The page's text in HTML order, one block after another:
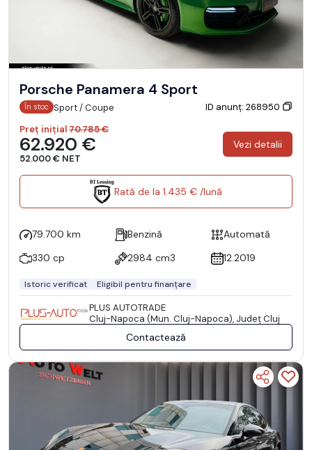
Porsche Panamera 4 Sport
În stoc Sport / Coupe
ID anunț: 268950
Preț inițial70.785 €
62.920 €
52.000 € NET
Vezi detalii
Rată de la 1.435 € /lună
79.700 km Benzină
Automată
330 cp
2984 cm3 12.2019
Istoric verificat Eligibil pentru finanțare
PLUS AUTOTRADE
Cluj-Napoca (Mun. Cluj-Napoca), Județ Cluj
Contactează